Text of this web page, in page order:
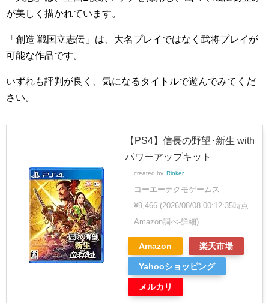
が美しく描かれています。
「創造 戦国立志伝」は、大名プレイではなく武将プレイが
可能な作品です。
いずれも評判が良く、気になるタイトルで遊んでみてくだ
さい。
【PS4】信長の野望･新生 with
パワーアップキット
created by Rinker
コーエーテクモゲームス
¥9,466 (2026/08/08 00:12:35時点
Amazon調べ-詳細)
Amazon 楽天市場
Yahooショッピング
メルカリ